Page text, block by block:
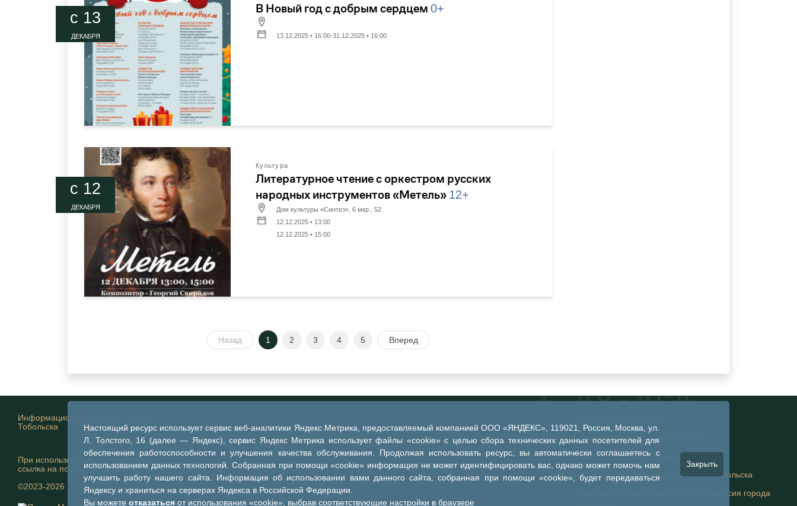
Настоящий ресурс использует сервис веб-аналитики Яндекс Метрика, предоставляемый компанией ООО «ЯНДЕКС», 119021, Россия, Москва, ул.
Л. Толстого, 16 (далее — Яндекс), сервис Яндекс Метрика использует файлы «cookie» с целью сбора технических данных посетителей для
обеспечения работоспособности и улучшения качества обслуживания. Продолжая использовать ресурс, вы автоматически соглашаетесь с
использованием данных технологий. Собранная при помощи «cookie» информация не может идентифицировать вас, однако может помочь нам
улучшить работу нашего сайта. Информация об использовании вами данного сайта, собранная при помощи «cookie», будет передаваться
Яндексу и храниться на серверах Яндекса в Российской Федерации.
Вы можете отказаться от использования «cookie», выбрав соответствующие настройки в браузере
Закрыть
c 13
ДЕКАБРЯ
В Новый год с добрым сердцем 0+
13.12.2025 • 16:00-31.12.2025 • 16:00
c 12
ДЕКАБРЯ
Культура
Литературное чтение с оркестром русских
народных инструментов «Метель» 12+
Дом культуры «Синтез», 6 мкр., 52
12.12.2025 • 13:00
12.12.2025 • 15:00
Назад 1 2 3 4 5 Вперед
Информационный портал города
Тобольска
При использовании материалов
ссылка на портал обязательна
©2023-2026
Администрация города Тобольска
Тобольская городская дума
Контрольно-счетная палата города Тобольска
Территориальная избирательная комиссия города